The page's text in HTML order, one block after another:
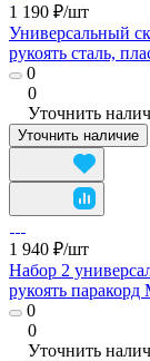
1 190 ₽/шт
Универсальный
рукоять сталь,
0
0
Уточнить
Уточнить наличие
1 940 ₽/шт
Набор 2
рукоять
0
0
Уточнить